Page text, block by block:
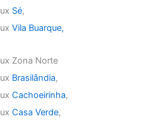
Sé,
Vila Buarque,
Zona Norte
Brasilândia,
Cachoeirinha,
Casa Verde,